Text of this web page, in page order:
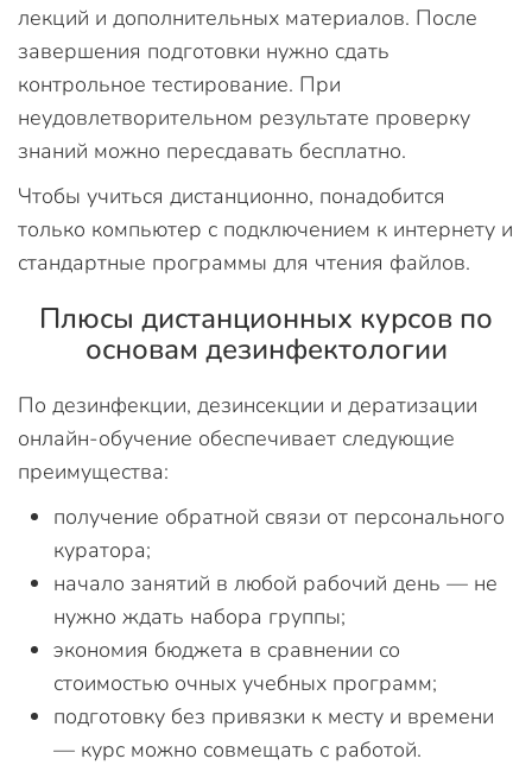
лекций и дополнительных материалов. После
завершения подготовки нужно сдать
контрольное тестирование. При
неудовлетворительном результате проверку
знаний можно пересдавать бесплатно.
Чтобы учиться дистанционно, понадобится
только компьютер с подключением к интернету и
стандартные программы для чтения файлов.
Плюсы дистанционных курсов по
основам дезинфектологии
По дезинфекции, дезинсекции и дератизации
онлайн-обучение обеспечивает следующие
преимущества:
получение обратной связи от персонального
куратора;
начало занятий в любой рабочий день — не
нужно ждать набора группы;
экономия бюджета в сравнении со
стоимостью очных учебных программ;
подготовку без привязки к месту и времени
— курс можно совмещать с работой.